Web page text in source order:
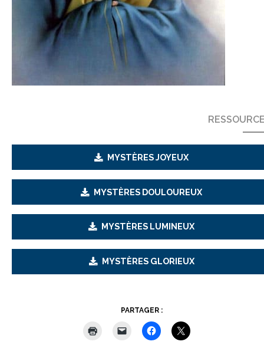
MYSTÈRES JOYEUX
MYSTÈRES DOULOUREUX
MYSTÈRES LUMINEUX
MYSTÈRES GLORIEUX
PARTAGER :